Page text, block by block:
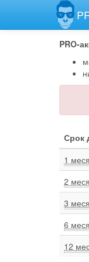
PRO-
Срок
1
2
3
6
12